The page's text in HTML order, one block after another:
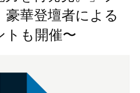
豪華登壇者による
トも開催〜